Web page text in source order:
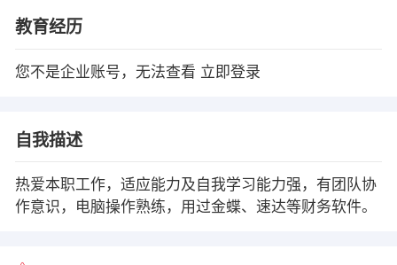
教育经历
您不是企业账号，无法查看 立即登录
自我描述
热爱本职工作，适应能力及自我学习能力强，有团队协
作意识，电脑操作熟练，用过金蝶、速达等财务软件。